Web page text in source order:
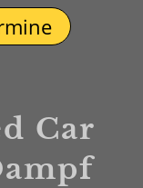
Car